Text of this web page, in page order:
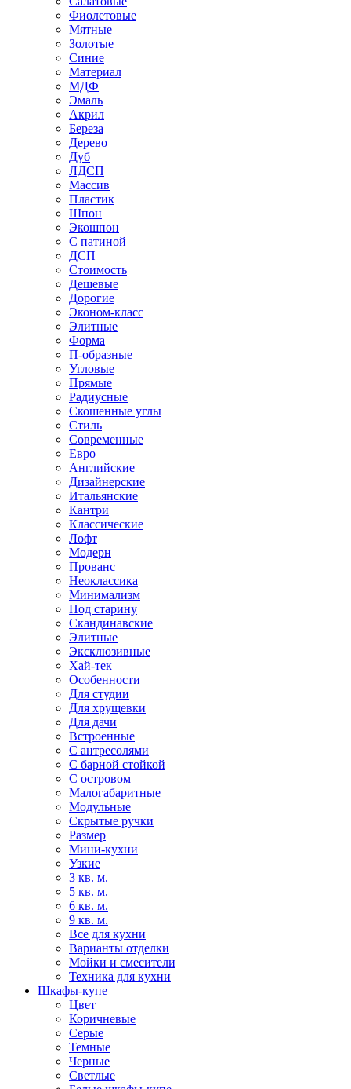
Фиолетовые
Мятные
Золотые
Синие
Материал
МДФ
Эмаль
Акрил
Береза
Дерево
Дуб
ЛДСП
Массив
Пластик
Шпон
Экошпон
С патиной
ДСП
Стоимость
Дешевые
Дорогие
Эконом-класс
Элитные
Форма
П-образные
Угловые
Прямые
Радиусные
Скошенные углы
Стиль
Современные
Евро
Английские
Дизайнерские
Итальянские
Кантри
Классические
Лофт
Модерн
Прованс
Неоклассика
Минимализм
Под старину
Скандинавские
Элитные
Эксклюзивные
Хай-тек
Особенности
Для студии
Для хрущевки
Для дачи
Встроенные
С антресолями
С барной стойкой
С островом
Малогабаритные
Модульные
Скрытые ручки
Размер
Мини-кухни
Узкие
3 кв. м.
5 кв. м.
6 кв. м.
9 кв. м.
Все для кухни
Варианты отделки
Мойки и смесители
Техника для кухни
Шкафы-купе
Цвет
Коричневые
Серые
Темные
Черные
Светлые